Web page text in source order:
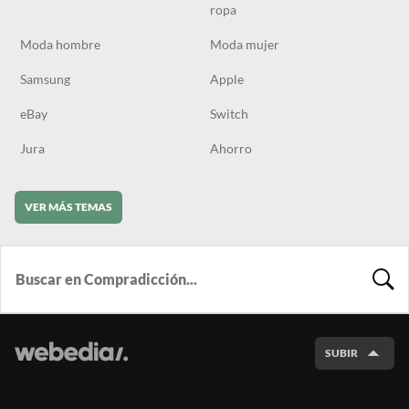
ropa
Moda hombre Moda mujer
Samsung Apple
eBay Switch
Jura Ahorro
VER MÁS TEMAS
SUBIR